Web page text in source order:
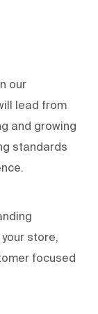
our
lead from
and growing
standards
store,
focused